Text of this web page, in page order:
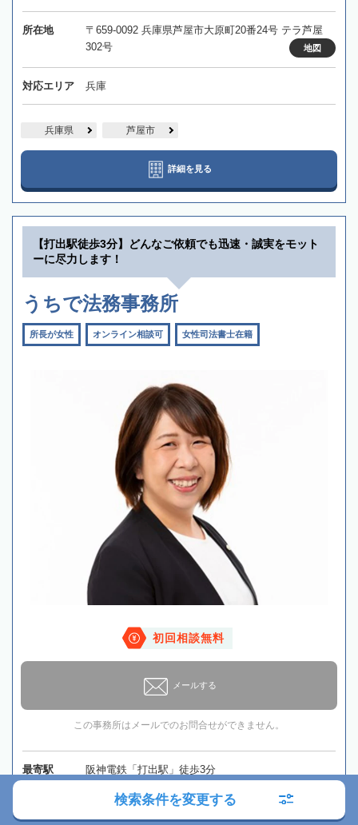
所在地
〒659-0092 兵庫県芦屋市大原町20番24号 テラ芦屋
302号
地図
対応エリア 兵庫
兵庫県 芦屋市
詳細を見る
【打出駅徒歩3分】どんなご依頼でも迅速・誠実をモット
ーに尽力します！
うちで法務事務所
所長が女性 オンライン相談可 女性司法書士在籍
初回相談無料
メールする
この事務所はメールでのお問合せができません。
最寄駅 阪神電鉄「打出駅」徒歩3分
〒659-0025 兵庫県芦屋市浜町2-6 シティープラザ芦屋
検索条件を変更する